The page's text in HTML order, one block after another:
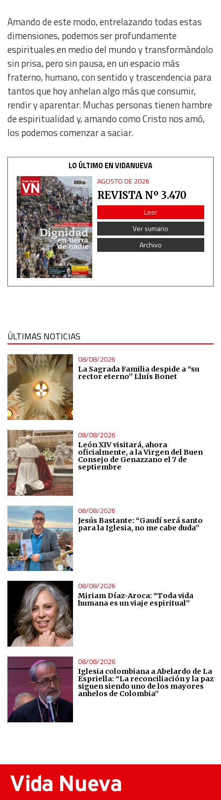
Amando de este modo, entrelazando todas estas
dimensiones, podemos ser profundamente
espirituales en medio del mundo y transformándolo
sin prisa, pero sin pausa, en un espacio más
fraterno, humano, con sentido y trascendencia para
tantos que hoy anhelan algo más que consumir,
rendir y aparentar. Muchas personas tienen hambre
de espiritualidad y, amando como Cristo nos amó,
los podemos comenzar a saciar.
LO ÚLTIMO EN VIDANUEVA
AGOSTO DE 2026
REVISTA Nº 3.470
Leer
Ver sumario
Archivo
ÚLTIMAS NOTICIAS
08/08/2026
La Sagrada Familia despide a “su
rector eterno” Lluís Bonet
08/08/2026
León XIV visitará, ahora
oficialmente, a la Virgen del Buen
Consejo de Genazzano el 7 de
septiembre
08/08/2026
Jesús Bastante: “Gaudí será santo
para la Iglesia, no me cabe duda”
08/08/2026
Miriam Díaz-Aroca: “Toda vida
humana es un viaje espiritual”
08/08/2026
Iglesia colombiana a Abelardo de La
Espriella: “La reconciliación y la paz
siguen siendo uno de los mayores
anhelos de Colombia”